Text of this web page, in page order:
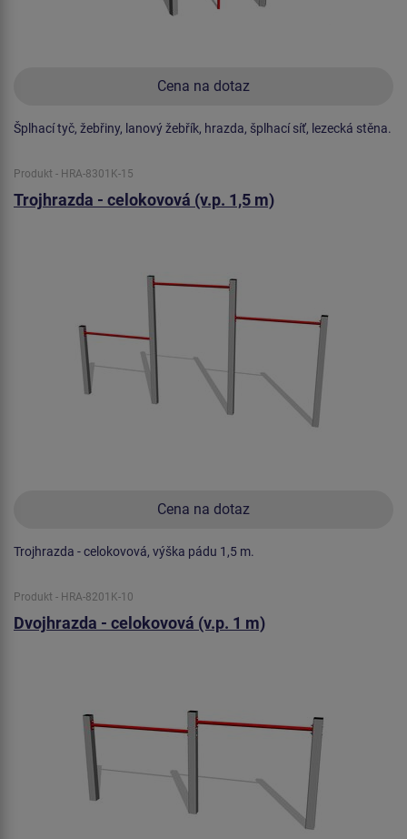
Cena na dotaz
Šplhací tyč, žebřiny, lanový žebřík, hrazda, šplhací síť, lezecká stěna.
Produkt - HRA-8301K-15
Trojhrazda - celokovová (v.p. 1,5 m)
Cena na dotaz
Trojhrazda - celokovová, výška pádu 1,5 m.
Produkt - HRA-8201K-10
Dvojhrazda - celokovová (v.p. 1 m)